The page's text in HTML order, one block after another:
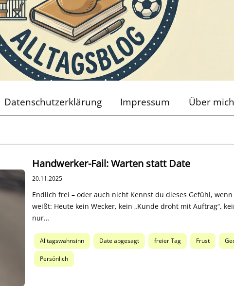
Datenschutzerklärung Impressum Über mich
Handwerker-Fail: Warten statt Date
20.11.2025
Endlich frei – oder auch nicht Kennst du dieses Gefühl,
weißt: Heute kein Wecker, kein „Kunde droht mit Auftrag“,
nur…
Alltagswahnsinn Date abgesagt freier Tag Frust
Persönlich